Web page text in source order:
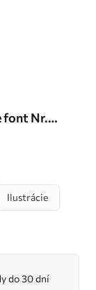
font Nr.
Ilustrácie
do 30 dní